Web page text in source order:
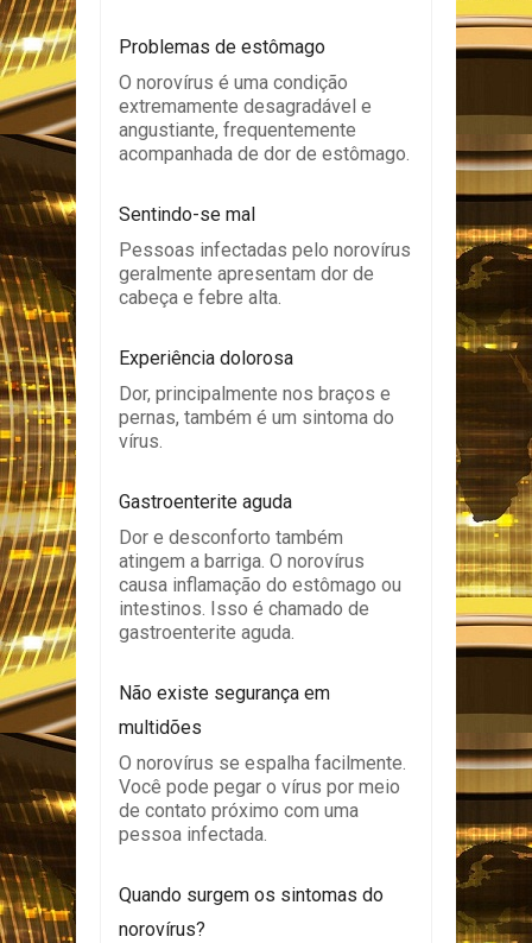
Problemas de estômago
O norovírus é uma condição
extremamente desagradável e
angustiante, frequentemente
acompanhada de dor de estômago.
Sentindo-se mal
Pessoas infectadas pelo norovírus
geralmente apresentam dor de
cabeça e febre alta.
Experiência dolorosa
Dor, principalmente nos braços e
pernas, também é um sintoma do
vírus.
Gastroenterite aguda
Dor e desconforto também
atingem a barriga. O norovírus
causa inflamação do estômago ou
intestinos. Isso é chamado de
gastroenterite aguda.
Não existe segurança em
multidões
O norovírus se espalha facilmente.
Você pode pegar o vírus por meio
de contato próximo com uma
pessoa infectada.
Quando surgem os sintomas do
norovírus?